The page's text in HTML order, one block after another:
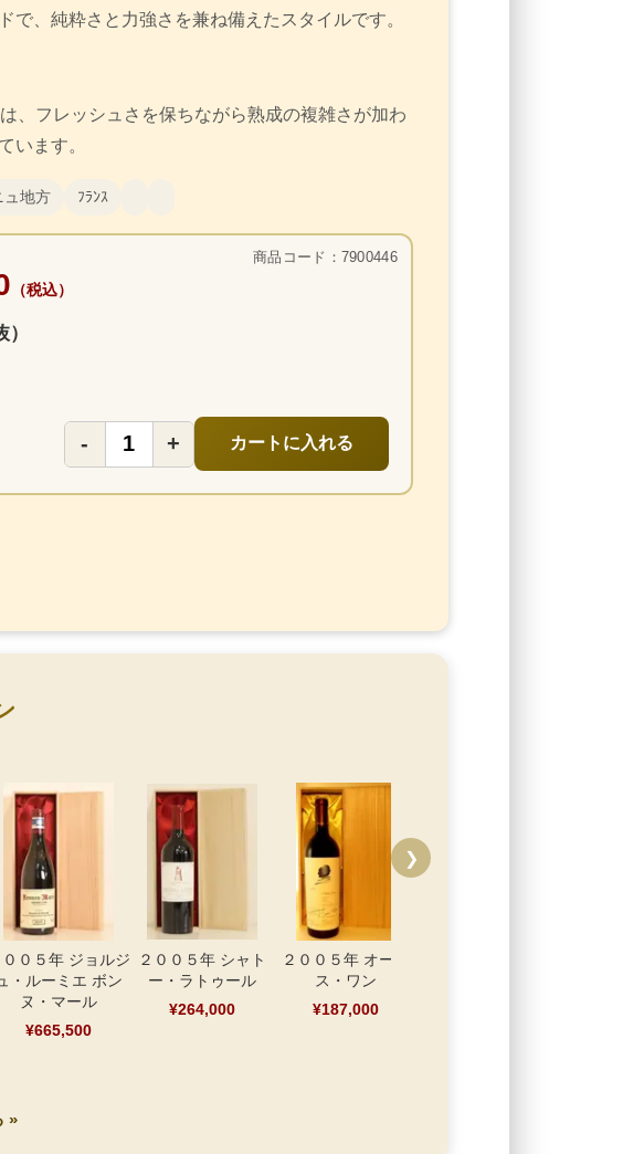
で、純粋さと力強さを兼ね備えたスタイルです。
、フレッシュさを保ちながら熟成の複雑さが加わ
います。
ュ地方 ﾌﾗﾝｽ
商品コード：7900446
（税込）
- + カートに入れる
００５年 ジョルジ
・ルーミエ ボン
ヌ・マール
¥665,500
２００５年 シャト
ー・ラトゥール
¥264,000
２００５年 オーパ
ス・ワン
¥187,000
❯
»